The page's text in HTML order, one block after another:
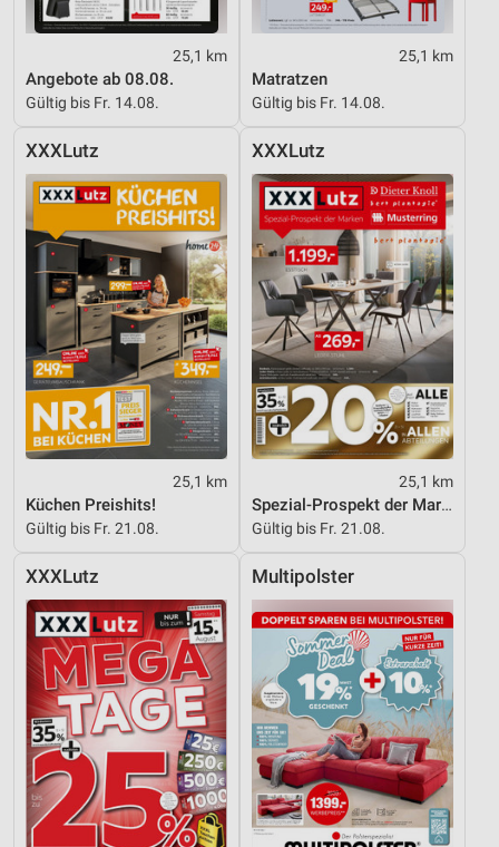
25,1 km
Angebote ab 08.08.
Gültig bis Fr. 14.08.
25,1 km
Matratzen
Gültig bis Fr. 14.08.
XXXLutz
25,1 km
Küchen Preishits!
Gültig bis Fr. 21.08.
XXXLutz
25,1 km
Spezial-Prospekt der Marken
Gültig bis Fr. 21.08.
XXXLutz Multipolster